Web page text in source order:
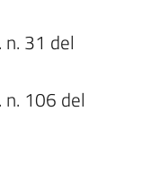
n. 31 del
n. 106 del